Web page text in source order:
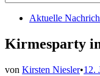
nach:
Veröffentlicht
Aktuelle
Kirmesparty
von Kirsten Niesler•12.